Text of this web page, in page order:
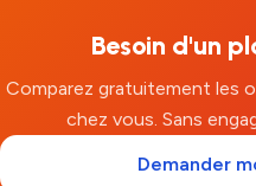
Besoin d'un
Comparez gratuitement les
chez vous. Sans
Demander